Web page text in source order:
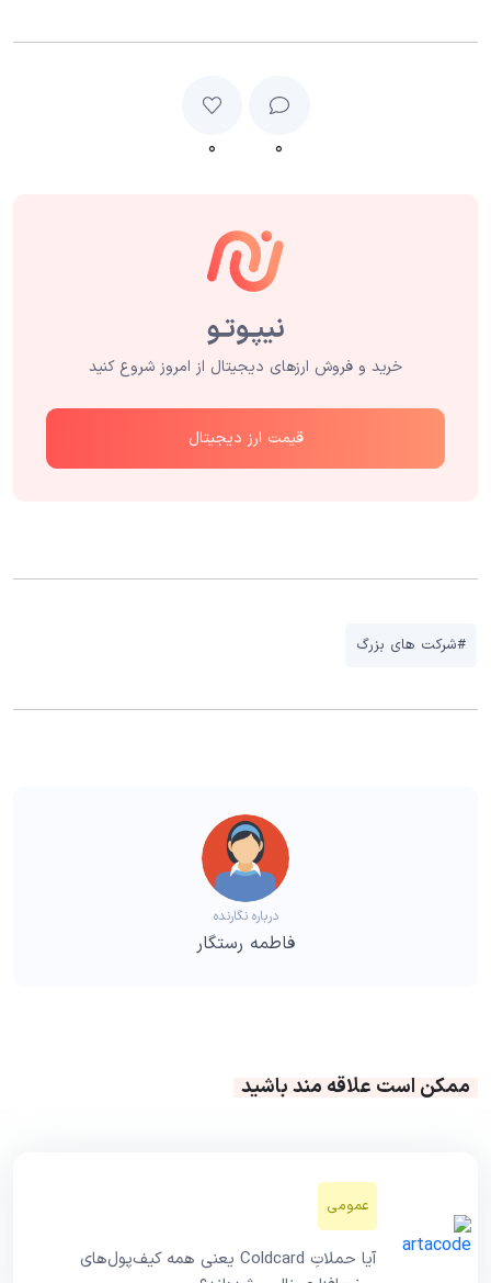
۰ ۰
خرید و فروش ارزهای دیجیتال از امروز شروع کنید
قیمت ارز دیجیتال
#شرکت های بزرگ
درباره نگارنده
فاطمه رستگار
ممکن است علاقه مند باشید
عمومی
آیا حملاتِ Coldcard یعنی همه کیف‌پول‌های